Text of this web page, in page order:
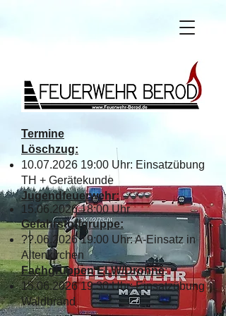
Termine
Löschzug:
10.07.2026 19:00 Uhr: Einsatzübung
TH + Gerätekunde
Jugendfeuerwehr:
15.06.2026 18:00 Uhr
Gefahrstoffgruppe:
??.06.2026 19:00 Uhr: A-Einsatz in
Altenkirchen
Fachgruppen ELW/Drohne:
15.06.2026 19:30 Uhr: Einsatzübung
Waldbrand